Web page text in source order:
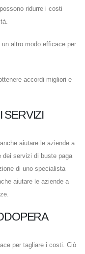
ridurre i costi
un altro modo efficace per
accordi migliori e
SERVIZI
aiutare le aziende a
dei servizi di buste paga
di uno specialista
aiutare le aziende a
per tagliare i costi. Ciò